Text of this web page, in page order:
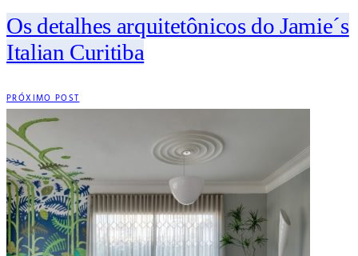
Os detalhes arquitetônicos do Jamie´s
Italian Curitiba
PRÓXIMO POST